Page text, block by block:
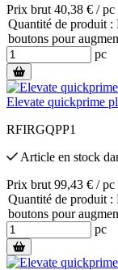
Prix brut 40,38 € / pc
Quantité de produit :
boutons pour
pc
Elevate quickprime
RFIRGQPP1
Article en stock
Prix brut 99,43 € / pc
Quantité de produit :
boutons pour
pc